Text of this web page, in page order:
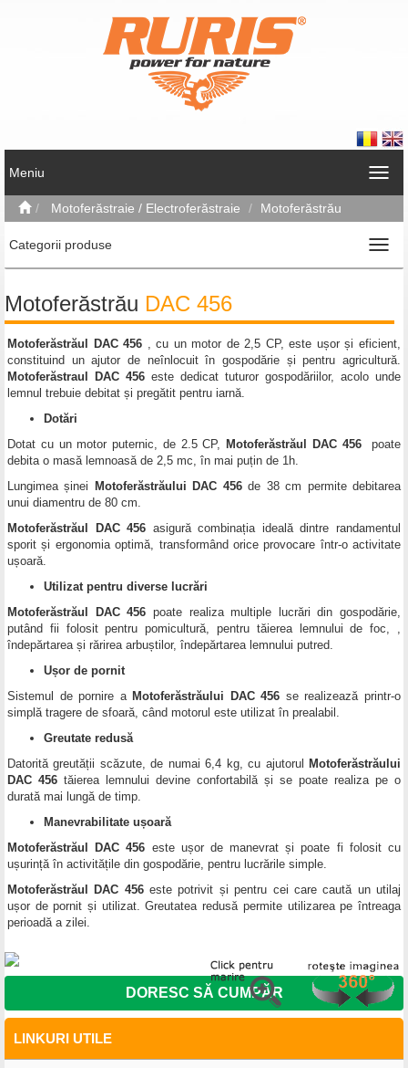
Meniu
Motoferăstraie / Electroferăstraie Motoferăstrău
Categorii produse
Motoferăstrău DAC 456
Motoferăstrăul DAC 456 , cu un motor de 2,5 CP, este ușor și eficient,
constituind un ajutor de neînlocuit în gospodărie și pentru agricultură.
Motoferăstraul DAC 456 este dedicat tuturor gospodăriilor, acolo unde
lemnul trebuie debitat și pregătit pentru iarnă.
Dotări
Dotat cu un motor puternic, de 2.5 CP, Motoferăstrăul DAC 456poate
debita o masă lemnoasă de 2,5 mc, în mai puțin de 1h.
Lungimea șinei
Motoferăstrăului DAC 456de 38 cm permite debitarea
unui diamentru de 80 cm.
Motoferăstrăul DAC 456 asigură combinația ideală dintre randamentul
sporit și ergonomia optimă, transformând orice provocare într-o activitate
ușoară.
Utilizat pentru diverse lucrări
Motoferăstrăul DAC 456 poate realiza multiple lucrări din gospodărie,
putând fii folosit pentru pomicultură, pentru tăierea lemnului de foc, ,
îndepărtarea și rărirea arbuștilor, îndepărtarea lemnului putred.
Ușor de pornit
Sistemul de pornire a Motoferăstrăului DAC 456 se realizează printr-o
simplă tragere de sfoară, când motorul este utilizat în prealabil.
Greutate redusă
Datorită greutății scăzute, de numai 6,4 kg, cu ajutorul
Motoferăstrăului
DAC 456 tăierea lemnului devine confortabilă și se poate realiza pe o
durată mai lungă de timp.
Manevrabilitate ușoară
Motoferăstrăul DAC 456 este ușor de manevrat și poate fi folosit cu
ușurință în activitățile din gospodărie, pentru lucrările simple.
Motoferăstrăul DAC 456este potrivit și pentru cei care caută un utilaj
ușor de pornit și utilizat. Greutatea redusă permite utilizarea pe întreaga
perioadă a zilei.
DORESC SĂ CUMPĂR
LINKURI UTILE